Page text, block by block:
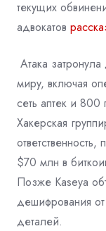
текущих
адвокатов
Атака
миру, включая
сеть аптек и 800
Хакерская
$70 млн в
Позже Kaseya
дешифрования
деталей.